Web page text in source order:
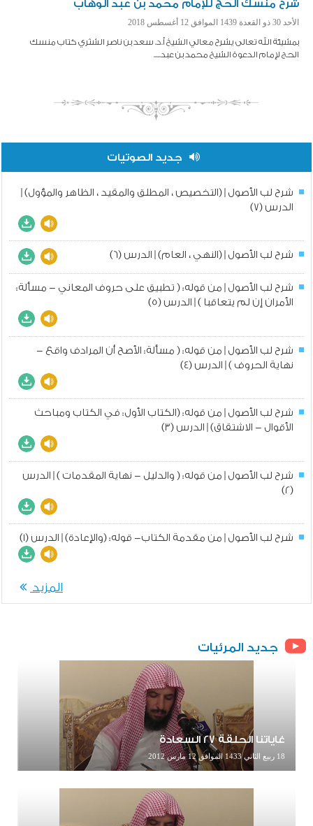
شرح منسك الحج للإمام محمد بن عبد الوهاب
الأحد 30 ذو القعدة 1439 الموافق 12 أغسطس 2018
بمشيئة الله تعالى يشرح معالي الشيخ أ.د. سعد بن ناصر الشثري كتاب منسك
الحج لإمام الدعوة الشيخ محمد بن عبد.....
جديد الصوتيات
شرح لب الأصول | (التخصيص ، المطلق والمقيد ، الظاهر والمؤول) |
الدرس (7)
شرح لب الأصول | (النهي ، العام) | الدرس (6)
شرح لب الأصول | من قوله: ( تطبيق على حروف المعاني - مسألة:
الأمران إن لم يتعاقبا ) | الدرس (5)
شرح لب الأصول | من قوله: ( مسألة: الأصح أن المرادف واقع -
نهاية الحروف ) | الدرس (4)
شرح لب الأصول | من قوله: (الكتاب الأول: في الكتاب ومباحث
الأقوال - الاشتقاق) | الدرس (3)
شرح لب الأصول | من قوله: ( والدليل - نهاية المقدمات ) | الدرس
(2)
شرح لب الأصول | من مقدمة الكتاب- قوله: (والإعادة) | الدرس (1)
المزيد
جديد المرئيات
غاياتنا الحلقة 27 السعادة
18 ربيع الثاني 1433 الموافق 12 مارس 2012